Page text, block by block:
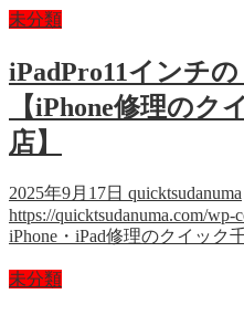
未分類
iPadPro11インチ
【iPhone修理のク
店】
2025年9月17日 quicktsudanuma
https://quicktsudanuma.com/wp-
iPhone・iPad修理のクイック
未分類